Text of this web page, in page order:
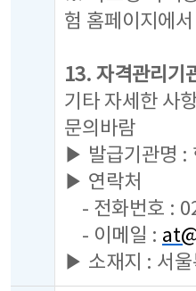
험 홈페이지에
13. 자격관리기
기타 자세한 사
문의바람
▶ 발급기관명 :
▶ 연락처
- 전화번호 :
- 이메일 :
▶ 소재지 : 서울